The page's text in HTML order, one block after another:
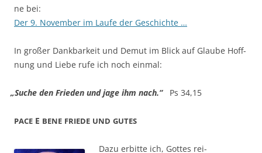
ne bei:
Der 9. Novem­ber im Lau­fe der Geschichte …
In gro­ßer Dank­bar­keit und Demut im Blick auf Glau­be Hoff­
nung und Lie­be rufe ich noch einmal:
„Suche den Frie­den und jage ihm nach.“ Ps 34,15
PACE E BENE FRIEDE UND GUTES
Dazu erbit­te ich, Got­tes rei­